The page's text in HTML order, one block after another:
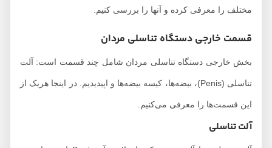
مختلف را معرفی کرده و آنها را بررسی کنیم.
قسمت خارجی دستگاه تناسلی مردان
بخش خارجی دستگاه تناسلی مردان شامل چند قسمت است: آلت
تناسلی (Penis)، بیضه‌ها، کیسه بیضه‌ها و اپیدیدیم. در اینجا هریک از
این قسمت‌ها را معرفی می‌کنیم.
آلت تناسلی